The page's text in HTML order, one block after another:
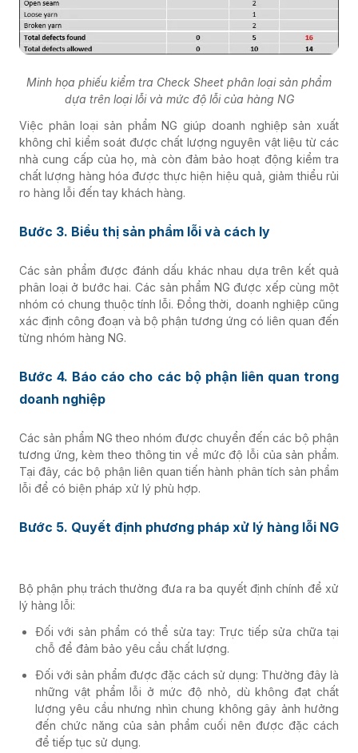
Minh họa phiếu kiểm tra Check Sheet phân loại sản phẩm
dựa trên loại lỗi và mức độ lỗi của hàng NG
Việc phân loại sản phẩm NG giúp doanh nghiệp sản xuất
không chỉ kiểm soát được chất lượng nguyên vật liệu từ các
nhà cung cấp của họ, mà còn đảm bảo hoạt động kiểm tra
chất lượng hàng hóa được thực hiện hiệu quả, giảm thiểu rủi
ro hàng lỗi đến tay khách hàng.
Bước 3. Biểu thị sản phẩm lỗi và cách ly
Các sản phẩm được đánh dấu khác nhau dựa trên kết quả
phân loại ở bước hai. Các sản phẩm NG được xếp cùng một
nhóm có chung thuộc tính lỗi. Đồng thời, doanh nghiệp cũng
xác định công đoạn và bộ phận tương ứng có liên quan đến
từng nhóm hàng NG.
Bước 4. Báo cáo cho các bộ phận liên quan trong
doanh nghiệp
Các sản phẩm NG theo nhóm được chuyển đến các bộ phận
tương ứng, kèm theo thông tin về mức độ lỗi của sản phẩm.
Tại đây, các bộ phận liên quan tiến hành phân tích sản phẩm
lỗi để có biện pháp xử lý phù hợp.
Bước 5. Quyết định phương pháp xử lý hàng lỗi NG
Bộ phận phụ trách thường đưa ra ba quyết định chính để xử
lý hàng lỗi:
Đối với sản phẩm có thể sửa tay: Trực tiếp sửa chữa tại
chỗ để đảm bảo yêu cầu chất lượng.
Đối với sản phẩm được đặc cách sử dụng: Thường đây là
những vật phẩm lỗi ở mức độ nhỏ, dù không đạt chất
lượng yêu cầu nhưng nhìn chung không gây ảnh hưởng
đến chức năng của sản phẩm cuối nên được đặc cách
để tiếp tục sử dụng.